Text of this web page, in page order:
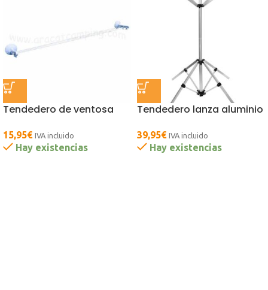
Tendedero de ventosa
15,95€ IVA incluido
Hay existencias
Tendedero lanza aluminio
39,95€ IVA incluido
Hay existencias